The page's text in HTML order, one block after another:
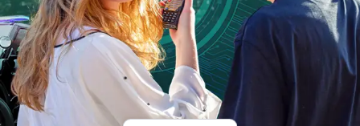
Tickets buchen
Gutscheine bestellen